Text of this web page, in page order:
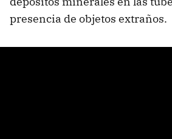
presencia de objetos extraños.